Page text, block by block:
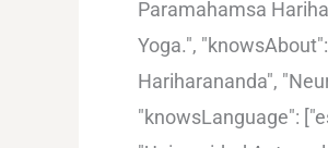
Paramahamsa
Yoga.",
Hariharananda",
"knowsLanguage":